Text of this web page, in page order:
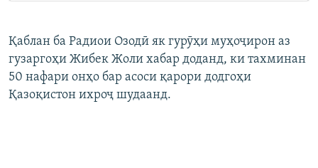
Қаблан ба Радиои Озодӣ як гурӯҳи муҳоҷирон аз
гузаргоҳи Жибек Жоли хабар доданд, ки тахминан
50 нафари онҳо бар асоси қарори додгоҳи
Қазоқистон ихроҷ шудаанд.